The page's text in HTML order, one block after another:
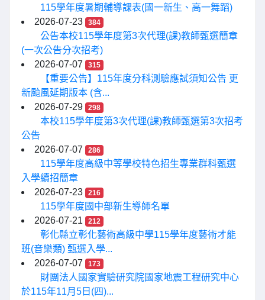
115學年度暑期輔導課表(國一新生、高一舞蹈)
2026-07-23
384
公告本校115學年度第3次代理(課)教師甄選簡章
(一次公告分次招考)
2026-07-07
315
【重要公告】115年度分科測驗應試須知公告 更
新颱風延期版本 (含...
2026-07-29
298
本校115學年度第3次代理(課)教師甄選第3次招考
公告
2026-07-07
286
115學年度高級中等學校特色招生專業群科甄選
入學續招簡章
2026-07-23
216
115學年度國中部新生導師名單
2026-07-21
212
彰化縣立彰化藝術高級中學115學年度藝術才能
班(音樂類) 甄選入學...
2026-07-07
173
財團法人國家實驗研究院國家地震工程研究中心
於115年11月5日(四)...